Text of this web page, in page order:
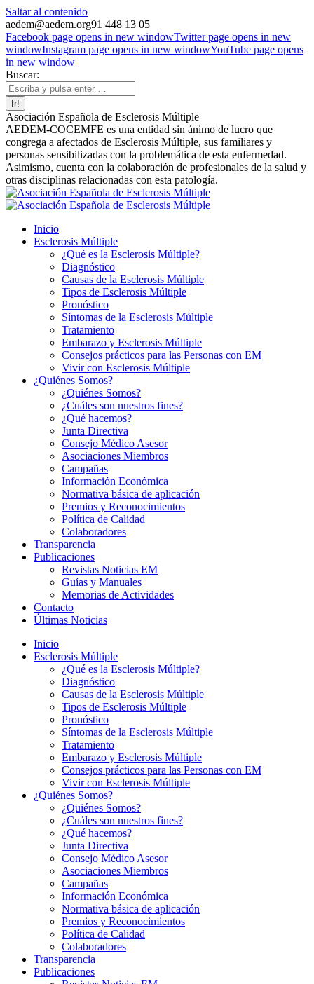
Saltar al contenido
aedem@aedem.org91 448 13 05
Facebook page opens in new windowTwitter page opens in new
windowInstagram page opens in new windowYouTube page opens
in new window
Buscar:
Asociación Española de Esclerosis Múltiple
AEDEM-COCEMFE es una entidad sin ánimo de lucro que
congrega a afectados de Esclerosis Múltiple, sus familiares y
personas sensibilizadas con la problemática de esta enfermedad.
Asimismo, cuenta con la colaboración de profesionales de la salud y
otras disciplinas relacionadas con esta patología.
Inicio
Esclerosis Múltiple
¿Qué es la Esclerosis Múltiple?
Diagnóstico
Causas de la Esclerosis Múltiple
Tipos de Esclerosis Múltiple
Pronóstico
Síntomas de la Esclerosis Múltiple
Tratamiento
Embarazo y Esclerosis Múltiple
Consejos prácticos para las Personas con EM
Vivir con Esclerosis Múltiple
¿Quiénes Somos?
¿Quiénes Somos?
¿Cuáles son nuestros fines?
¿Qué hacemos?
Junta Directiva
Consejo Médico Asesor
Asociaciones Miembros
Campañas
Información Económica
Normativa básica de aplicación
Premios y Reconocimientos
Política de Calidad
Colaboradores
Transparencia
Publicaciones
Revistas Noticias EM
Guías y Manuales
Memorias de Actividades
Contacto
Últimas Noticias
Inicio
Esclerosis Múltiple
¿Qué es la Esclerosis Múltiple?
Diagnóstico
Causas de la Esclerosis Múltiple
Tipos de Esclerosis Múltiple
Pronóstico
Síntomas de la Esclerosis Múltiple
Tratamiento
Embarazo y Esclerosis Múltiple
Consejos prácticos para las Personas con EM
Vivir con Esclerosis Múltiple
¿Quiénes Somos?
¿Quiénes Somos?
¿Cuáles son nuestros fines?
¿Qué hacemos?
Junta Directiva
Consejo Médico Asesor
Asociaciones Miembros
Campañas
Información Económica
Normativa básica de aplicación
Premios y Reconocimientos
Política de Calidad
Colaboradores
Transparencia
Publicaciones